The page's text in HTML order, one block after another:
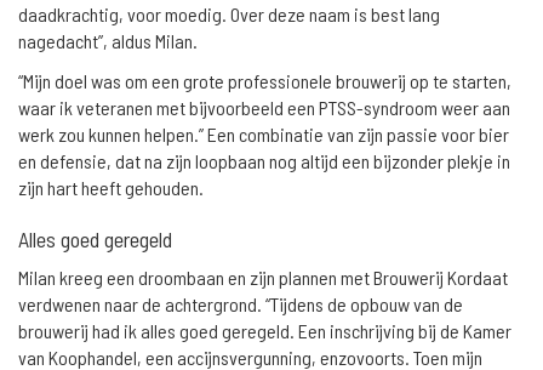
daadkrachtig, voor moedig. Over deze naam is best lang
nagedacht”, aldus Milan.
“Mijn doel was om een grote professionele brouwerij op te starten,
waar ik veteranen met bijvoorbeeld een PTSS-syndroom weer aan
werk zou kunnen helpen.” Een combinatie van zijn passie voor bier
en defensie, dat na zijn loopbaan nog altijd een bijzonder plekje in
zijn hart heeft gehouden.
Alles goed geregeld
Milan kreeg een droombaan en zijn plannen met Brouwerij Kordaat
verdwenen naar de achtergrond. “Tijdens de opbouw van de
brouwerij had ik alles goed geregeld. Een inschrijving bij de Kamer
van Koophandel, een accijnsvergunning, enzovoorts. Toen mijn